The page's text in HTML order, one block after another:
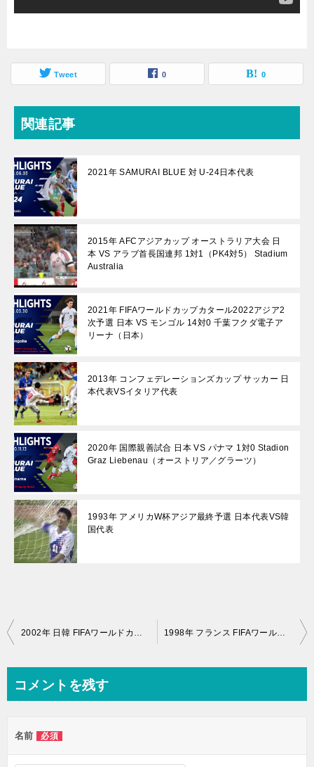
Tweet 0 0
関連記事
2021年 SAMURAI BLUE 対 U-24日本代表
2015年 AFCアジアカップ オーストラリア大会 日
本 VS アラブ首長国連邦 1対1（PK4対5） Stadium
Australia
2021年 FIFAワールドカップカタール2022アジア2
次予選 日本 VS モンゴル 14対0 千葉フクダ電子ア
リーナ（日本）
2013年 コンフェデレーションズカップ サッカー 日
本代表VSイタリア代表
2020年 国際親善試合 日本 VS パナマ 1対0 Stadion
Graz Liebenau（オーストリア／グラーツ）
1993年 アメリカW杯アジア最終予選 日本代表VS韓
国代表
投
ビ
ー
2002年 日韓 FIFAワールドカップ 日本代表VSトルコ代表 1998年 フランス FIFAワールドカップ 日本代表VSクロアチア代表
コメントを残す
名前 必須